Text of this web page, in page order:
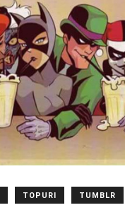
TOPURI TUMBLR